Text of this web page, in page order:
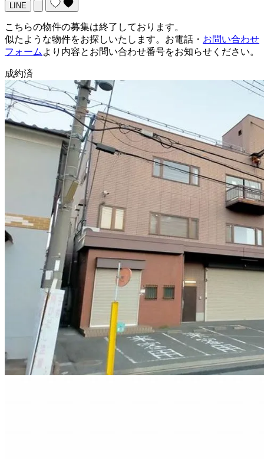
LINE
こちらの物件の募集は終了しております。
似たような物件をお探しいたします。お電話・ お問い合わせ
フォーム より内容とお問い合わせ番号をお知らせください。
成約済